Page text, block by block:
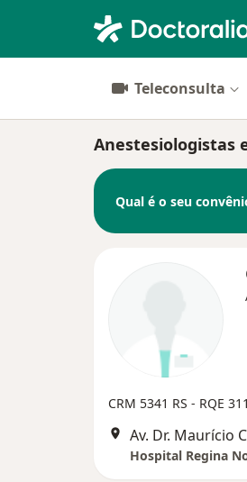
Teleconsulta
Anestesiologistas
Qual é o seu
CRM 5341 RS - RQE
Hospital Regina